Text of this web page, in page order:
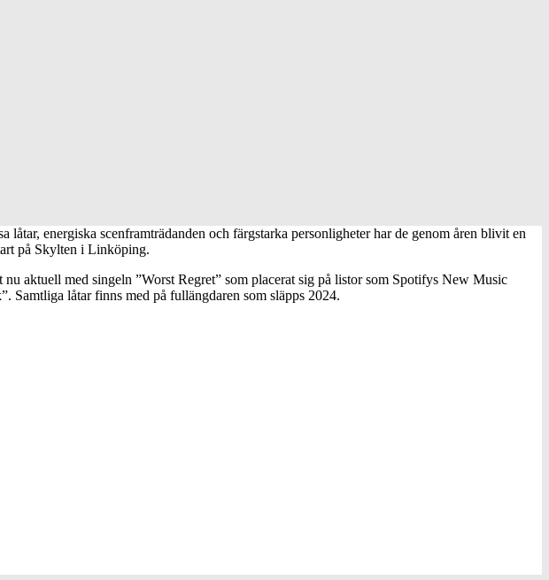
energiska scenframträdanden och färgstarka personligheter har de genom åren blivit en
på Skylten i Linköping.
aktuell med singeln ”Worst Regret” som placerat sig på listor som Spotifys New Music
låtar finns med på fullängdaren som släpps 2024.